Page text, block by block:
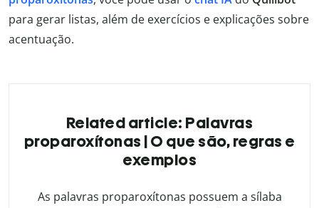
para gerar listas, além de exercícios e explicações sobre
acentuação.
Related article: Palavras
proparoxítonas | O que são, regras e
exemplos
As palavras proparoxítonas possuem a sílaba